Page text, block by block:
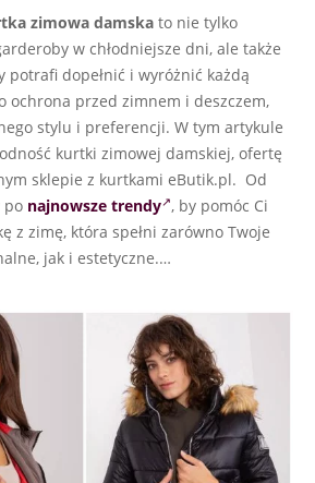
zimowa damska to nie tylko
w chłodniejsze dni, ale także
potrafi dopełnić i wyróżnić każdą
ochrona przed zimnem i deszczem,
stylu i preferencji. W tym artykule
kurtki zimowej damskiej, ofertę
sklepie z kurtkami eButik.pl. Od
po najnowsze trendy , by pomóc Ci
z zimę, która spełni zarówno Twoje
jak i estetyczne.…